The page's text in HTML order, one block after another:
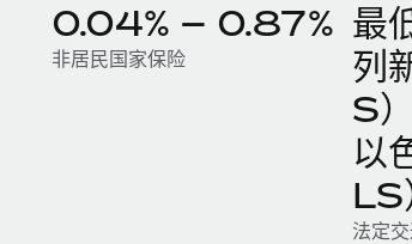
0.04% – 0.87%
非居民国家保险
最
列
S
以
LS
法定